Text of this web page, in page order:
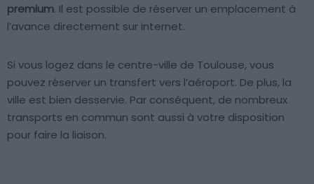
premium. Il est possible de réserver un emplacement à
l’avance directement sur internet.
Si vous logez dans le centre-ville de Toulouse, vous
pouvez réserver un transfert vers l’aéroport. De plus, la
ville est bien desservie. Par conséquent, de nombreux
transports en commun sont aussi à votre disposition
pour faire la liaison.